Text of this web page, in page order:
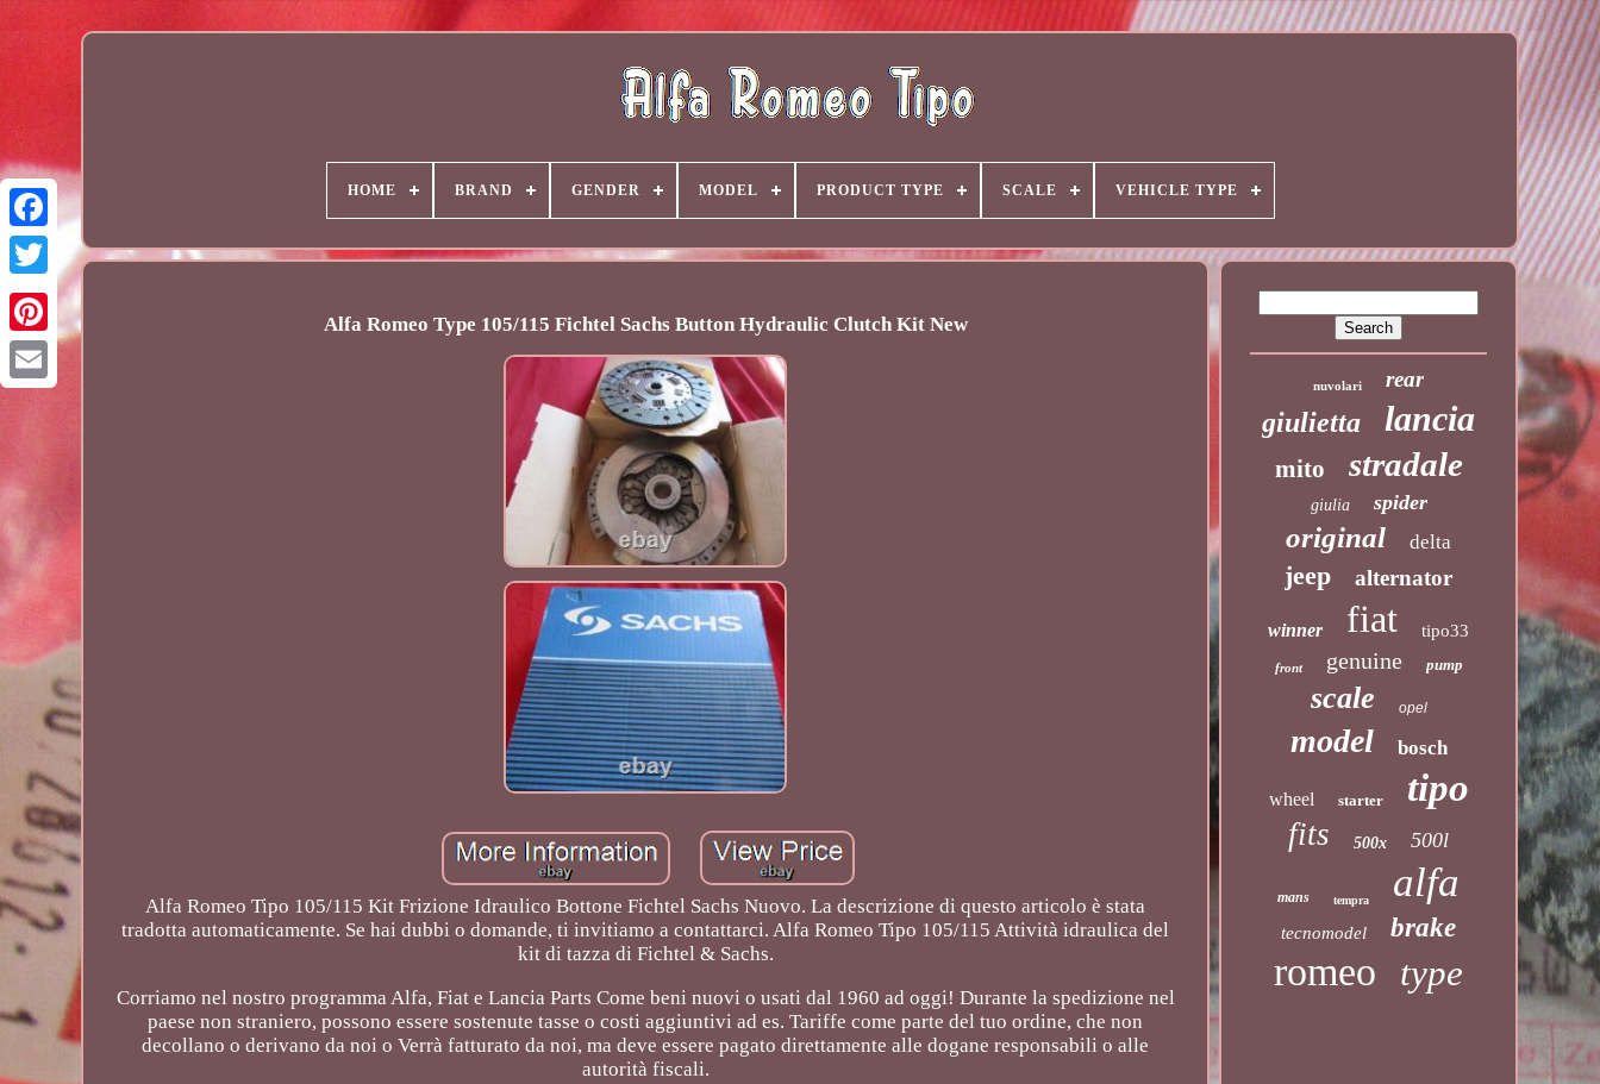
Email
HOME BRAND GENDER MODEL PRODUCT TYPE SCALE VEHICLE TYPE
Alfa Romeo Type 105/115 Fichtel Sachs Button Hydraulic Clutch Kit New
Alfa Romeo Tipo 105/115 Kit Frizione Idraulico Bottone Fichtel Sachs Nuovo. La descrizione di questo articolo è stata
tradotta automaticamente. Se hai dubbi o domande, ti invitiamo a contattarci. Alfa Romeo Tipo 105/115 Attività idraulica del
kit di tazza di Fichtel & Sachs.
Corriamo nel nostro programma Alfa, Fiat e Lancia Parts Come beni nuovi o usati dal 1960 ad oggi! Durante la spedizione nel
paese non straniero, possono essere sostenute tasse o costi aggiuntivi ad es. Tariffe come parte del tuo ordine, che non
decollano o derivano da noi o Verrà fatturato da noi, ma deve essere pagato direttamente alle dogane responsabili o alle
autorità fiscali.
nuvolari rear
giulietta lancia
mito stradale
giulia spider
original delta
jeep alternator
winner fiat tipo33
front genuine pump
scale opel
model bosch
wheel starter tipo
fits 500x 500l
mans tempra alfa
tecnomodel brake
romeo type